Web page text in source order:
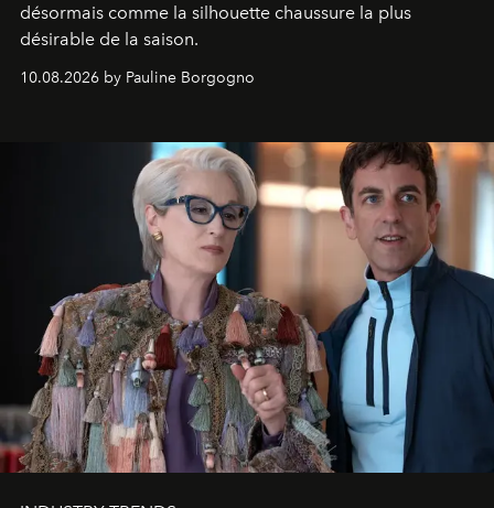
désormais comme la silhouette chaussure la plus
désirable de la saison.
10.08.2026 by Pauline Borgogno